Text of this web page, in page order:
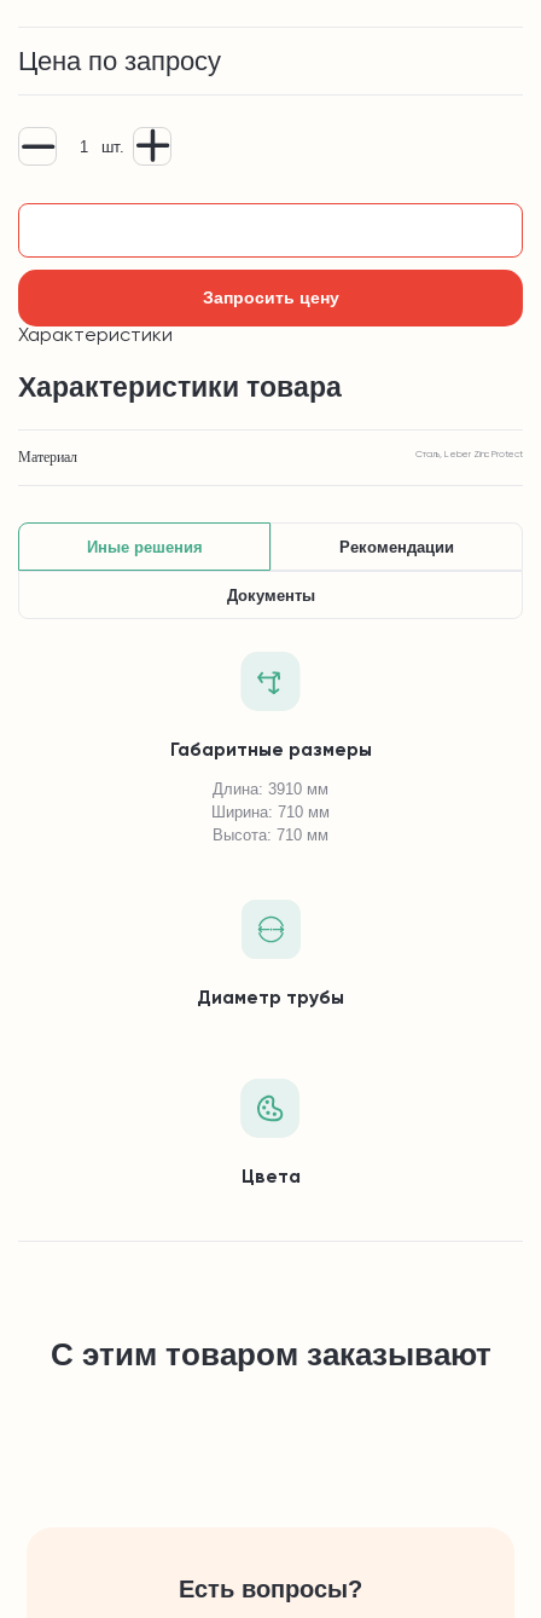
Цена по запросу
шт.
Запросить цену
Характеристики
Характеристики товара
Материал Сталь, Leber Zinc Protect
Иные решения Рекомендации
Документы
Габаритные размеры
Длина: 3910 мм
Ширина: 710 мм
Высота: 710 мм
Диаметр трубы
Цвета
С этим товаром заказывают
Есть вопросы?